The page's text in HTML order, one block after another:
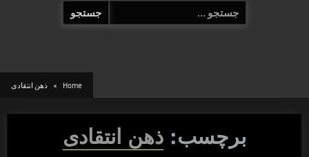
جستجو
برای:
Home ذهن انتقادی
برچسب:ذهن انتقادی